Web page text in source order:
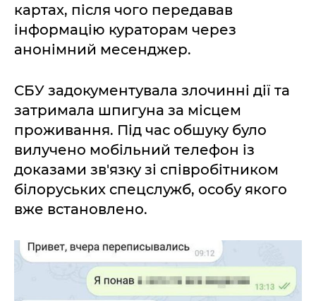
картах, після чого передавав
інформацію кураторам через
анонімний месенджер.
СБУ задокументувала злочинні дії та
затримала шпигуна за місцем
проживання. Під час обшуку було
вилучено мобільний телефон із
доказами зв'язку зі співробітником
білоруських спецслужб, особу якого
вже встановлено.